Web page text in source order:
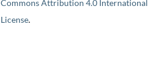
Commons Attribution 4.0 International
License.